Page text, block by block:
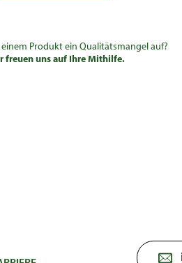
Produkt ein Qualitätsmangel auf?
freuen uns auf Ihre Mithilfe.